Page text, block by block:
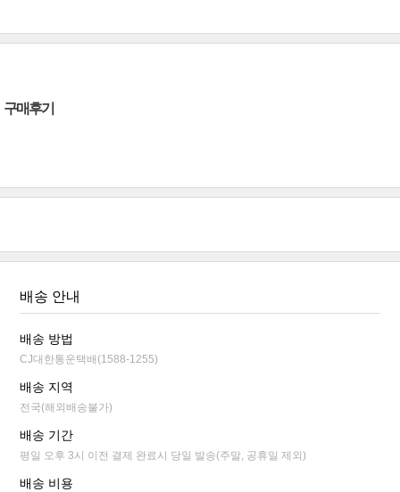
구매후기
배송 안내
배송 방법
CJ대한통운택배(1588-1255)
배송 지역
전국(해외배송불가)
배송 기간
평일 오후 3시 이전 결제 완료시 당일 발송(주말, 공휴일 제외)
배송 비용